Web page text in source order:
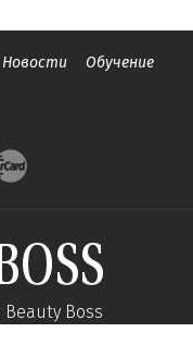
Новости Обучение
Boss